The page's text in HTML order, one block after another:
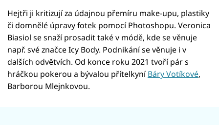
Hejtři ji kritizují za údajnou přemíru make-upu, plastiky
či domnělé úpravy fotek pomocí Photoshopu. Veronica
Biasiol se snaží prosadit také v módě, kde se věnuje
např. své značce Icy Body. Podnikání se věnuje i v
dalších odvětvích. Od konce roku 2021 tvoří pár s
hráčkou pokerou a bývalou přítelkyníBáry Votíkové,
Barborou Mlejnkovou.